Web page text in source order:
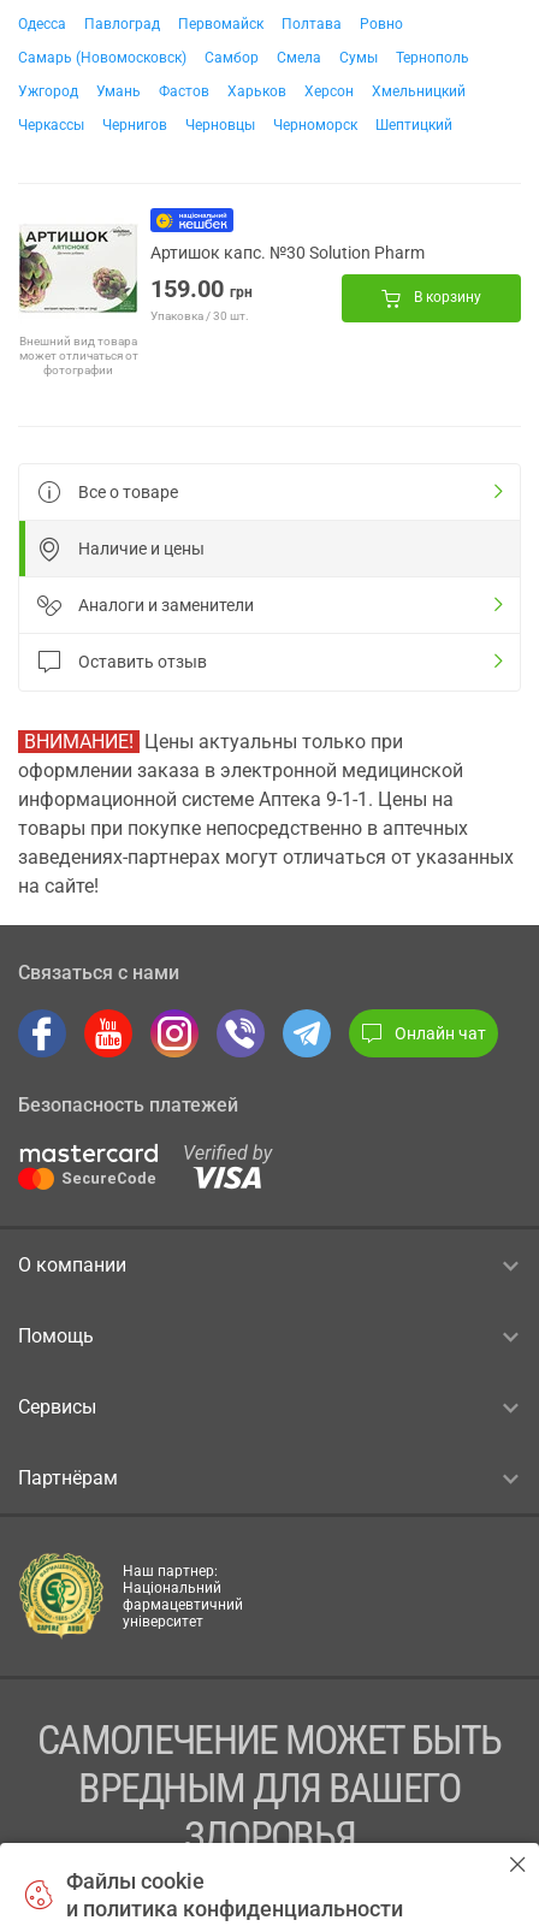
Одесса
Павлоград Первомайск Полтава
Ровно
Самарь (Новомосковск)
Самбор Смела Сумы
Тернополь
Ужгород
Умань Фастов Харьков Херсон
Хмельницкий
Черкассы
Чернигов Черновцы Черноморск Шептицкий
Внешний вид товара
может отличаться от
фотографии
Артишок капс. №30 Solution Pharm
159.00 грн
Упаковка / 30 шт.
В корзину
Все о товаре
Наличие и цены
Аналоги и заменители
Оставить отзыв
ВНИМАНИЕ! Цены актуальны только при
оформлении заказа в электронной медицинской
информационной системе Аптека 9-1-1. Цены на
товары при покупке непосредственно в аптечных
заведениях-партнерах могут отличаться от указанных
на сайте!
Связаться с нами
Онлайн чат
Безопасность платежей
О компании
Помощь
Сервисы
Партнёрам
Наш партнер:
Національний
фармацевтичний
університет
САМОЛЕЧЕНИЕ МОЖЕТ БЫТЬ
ВРЕДНЫМ ДЛЯ ВАШЕГО
ЗДОРОВЬЯ
ПЕРЕД ПРИМЕНЕНИЕМ ПРЕПАРАТА
ПРОКОНСУЛЬТИРУЙТЕСЬ С ВРАЧОМ
Файлы cookie
и политика конфиденциальности